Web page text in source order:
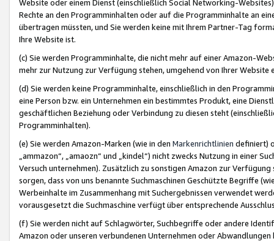
Website oder einem Dienst (einschließlich Social Networking-
Rechte an den Programminhalten oder auf die Programminhalte an
übertragen müssten, und Sie werden keine mit Ihrem Partner-Tag
Ihre Website ist.
(c) Sie werden Programminhalte, die nicht mehr auf einer Amazon-
mehr zur Nutzung zur Verfügung stehen, umgehend von Ihrer
(d) Sie werden keine Programminhalte, einschließlich in den
eine Person bzw. ein Unternehmen ein bestimmtes Produkt, eine
geschäftlichen Beziehung oder Verbindung zu diesen steht
Programminhalten).
(e) Sie werden Amazon-Marken (wie in den Markenrichtlinien definiert)
„ammazon“, „amaozn“ und „kindel“) nicht zwecks Nutzung in einer
Versuch unternehmen). Zusätzlich zu sonstigen Amazon zur
sorgen, dass von uns benannte Suchmaschinen Geschützte Begriffe
Werbeinhalte im Zusammenhang mit Suchergebnissen verwendet
vorausgesetzt die Suchmaschine verfügt über entsprechende
(f) Sie werden nicht auf Schlagwörter, Suchbegriffe oder andere
Amazon oder unseren verbundenen Unternehmen oder